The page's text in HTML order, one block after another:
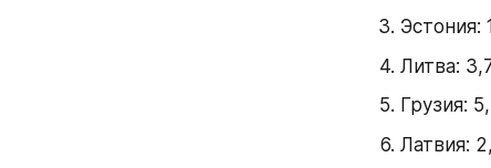
Эстония:
Литва:
Грузия:
Латвия: